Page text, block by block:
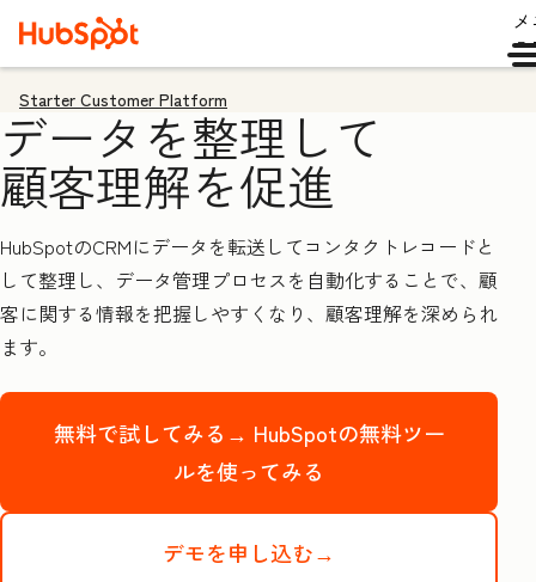
Starter Customer Platform
データを整理して
顧客理解を促進
HubSpotのCRMにデータを転送してコンタクトレコードと
して整理し、データ管理プロセスを自動化することで、顧
客に関する情報を把握しやすくなり、顧客理解を深められ
ます。
無料で試してみる→ HubSpotの無料ツー
ルを使ってみる
デモを申し込む→